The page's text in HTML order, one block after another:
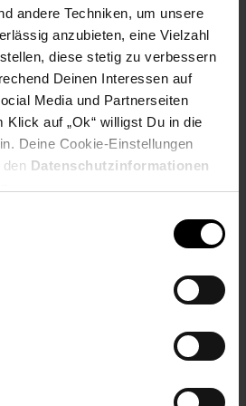
andere Techniken, um unsere
anzubieten, eine Vielzahl
diese stetig zu verbessern
Deinen Interessen auf
Media und Partnerseiten
Klick auf „Ok“ willigst Du in die
Deine Cookie-Einstellungen
Datenschutzinformationen
mikrowellenfest, ofenfest
cm